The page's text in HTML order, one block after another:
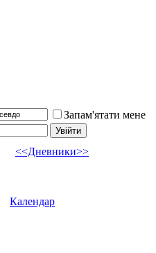
Запам'ятати мене
<<Дневники>>
Календар